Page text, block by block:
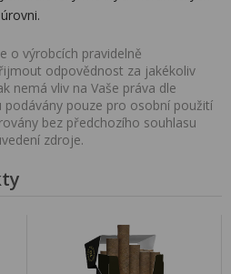
o výrobcích pravidelně
odpovědnost za jakékoliv
nemá vliv na Vaše práva dle
pouze pro osobní použití
bez předchozího souhlasu
zdroje.